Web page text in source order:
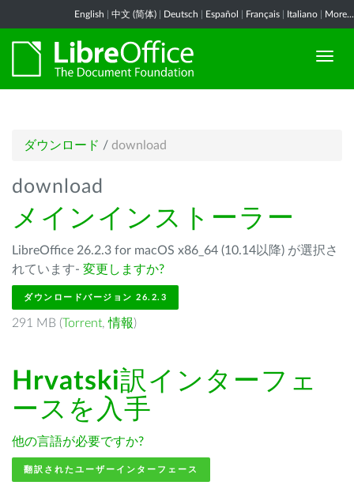
English 中文 (简体) Deutsch Español Français Italiano More...
ダウンロード / download
download
メインインストーラー
LibreOffice 26.2.3 for macOS x86_64 (10.14以降) が選択さ
れています- 変更しますか?
ダウンロードバージョン 26.2.3
291 MB (Torrent,情報)
Hrvatski訳インターフェ
ースを入手
他の言語が必要ですか?
翻訳されたユーザーインターフェース